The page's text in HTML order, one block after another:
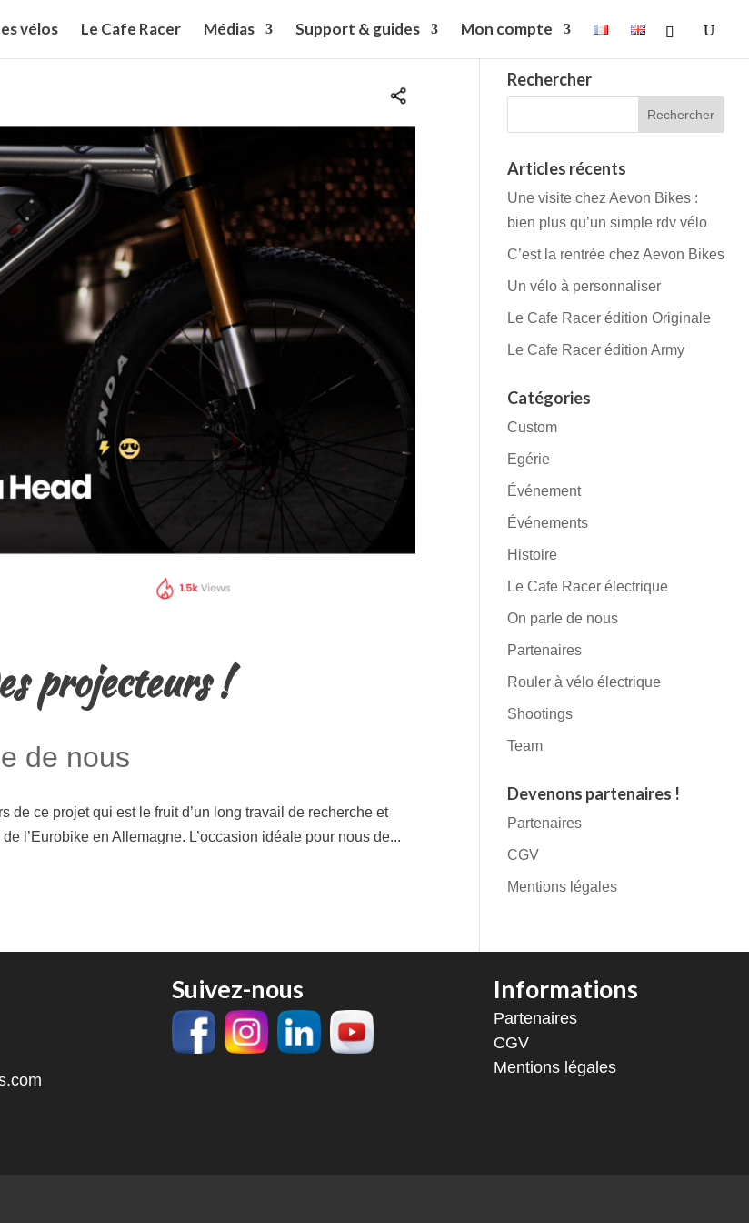
vélos Le Cafe Racer Médias Support & guides Mon compte
projecteurs !
de nous
ce projet qui est le fruit d’un long travail de recherche et
l’Eurobike en Allemagne. L’occasion idéale pour nous de...
Rechercher
Articles récents
Une visite chez Aevon Bikes :
bien plus qu’un simple rdv vélo
C’est la rentrée chez Aevon Bikes
Un vélo à personnaliser
Le Cafe Racer édition Originale
Le Cafe Racer édition Army
Catégories
Custom
Egérie
Événement
Événements
Histoire
Le Cafe Racer électrique
On parle de nous
Partenaires
Rouler à vélo électrique
Shootings
Team
Devenons partenaires !
Partenaires
CGV
Mentions légales
Suivez-nous Informations
Partenaires
CGV
Mentions légales